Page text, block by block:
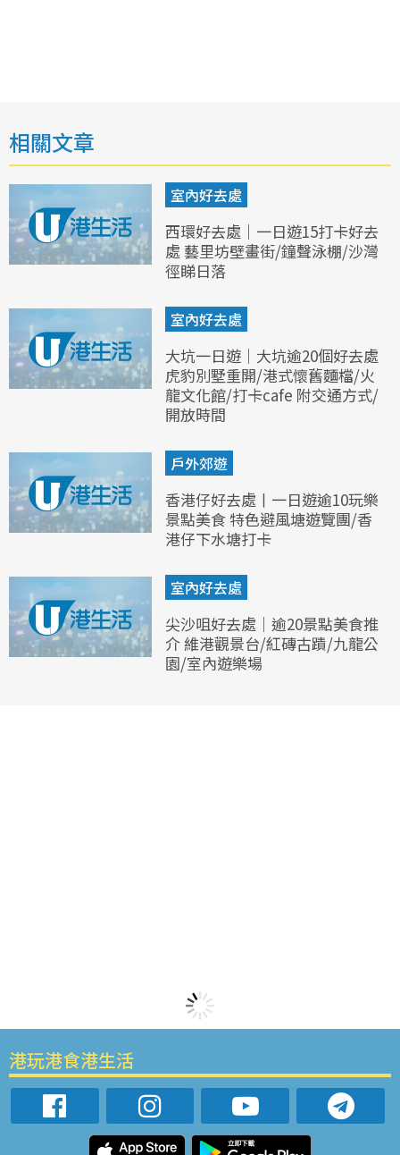
相關文章
室內好去處
西環好去處｜一日遊15打卡好去
處 藝里坊壁畫街/鐘聲泳棚/沙灣
徑睇日落
室內好去處
大坑一日遊｜大坑逾20個好去處
虎豹別墅重開/港式懷舊麵檔/火
龍文化館/打卡cafe 附交通方式/
開放時間
戶外郊遊
香港仔好去處丨一日遊逾10玩樂
景點美食 特色避風塘遊覽團/香
港仔下水塘打卡
室內好去處
尖沙咀好去處｜逾20景點美食推
介 維港觀景台/紅磚古蹟/九龍公
園/室內遊樂場
港玩港食港生活